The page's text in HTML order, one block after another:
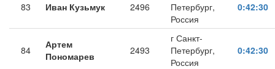
83 Иван Кузьмук 2496
Петербург,
Россия
0:42:30
84
Артем
Пономарев
2493
г Санкт-
Петербург,
Россия
0:42:30